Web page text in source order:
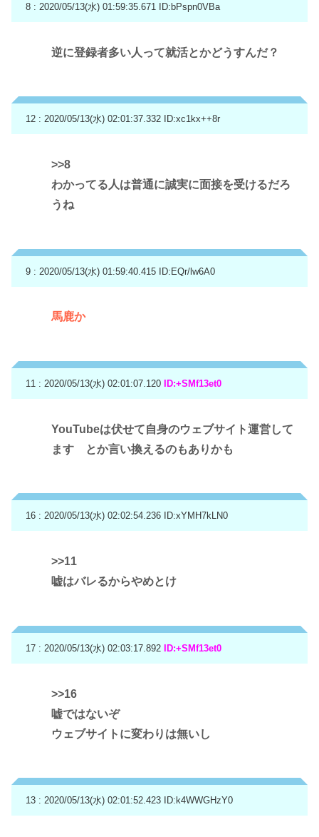
8 : 2020/05/13(水) 01:59:35.671 ID:bPspn0VBa
逆に登録者多い人って就活とかどうすんだ？
12 : 2020/05/13(水) 02:01:37.332 ID:xc1kx++8r
>>8
わかってる人は普通に誠実に面接を受けるだろ
うね
9 : 2020/05/13(水) 01:59:40.415 ID:EQr/lw6A0
馬鹿か
11 : 2020/05/13(水) 02:01:07.120 ID:+SMf13et0
YouTubeは伏せて自身のウェブサイト運営して
ます とか言い換えるのもありかも
16 : 2020/05/13(水) 02:02:54.236 ID:xYMH7kLN0
>>11
嘘はバレるからやめとけ
17 : 2020/05/13(水) 02:03:17.892 ID:+SMf13et0
>>16
嘘ではないぞ
ウェブサイトに変わりは無いし
13 : 2020/05/13(水) 02:01:52.423 ID:k4WWGHzY0